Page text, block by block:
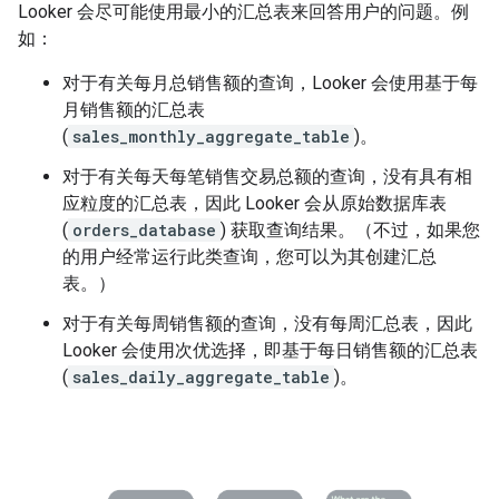
Looker 会尽可能使用最小的汇总表来回答用户的问题。例
如：
对于有关每月总销售额的查询，Looker 会使用基于每
月销售额的汇总表
( sales_monthly_aggregate_table )。
对于有关每天每笔销售交易总额的查询，没有具有相
应粒度的汇总表，因此 Looker 会从原始数据库表
( orders_database ) 获取查询结果。（不过，如果您
的用户经常运行此类查询，您可以为其创建汇总
表。）
对于有关每周销售额的查询，没有每周汇总表，因此
Looker 会使用次优选择，即基于每日销售额的汇总表
( sales_daily_aggregate_table )。